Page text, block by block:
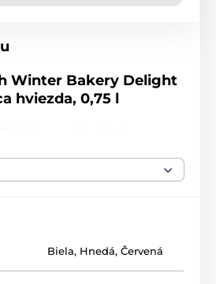
Winter Bakery Delight
hviezda, 0,75 l
Vianočná kolekcia Winter
Biela, Hnedá, Červená